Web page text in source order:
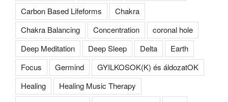
Carbon Based Lifeforms
Chakra
Chakra Balancing
Concentration
coronal hole
Deep Meditation
Deep Sleep Delta
Earth
Focus
Germind
GYILKOSOK(K) és áldozatOK
Healing
Healing Music Therapy